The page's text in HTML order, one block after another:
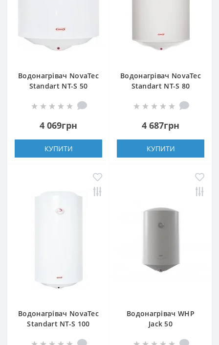
Водонагрівач NovaTec
Standart NT-S 50
4 069грн
КУПИТИ
Водонагрівач NovaTec
Standart NT-S 80
4 687грн
КУПИТИ
Водонагрівач NovaTec
Standart NT-S 100
Водонагрівач WHP
Jack 50